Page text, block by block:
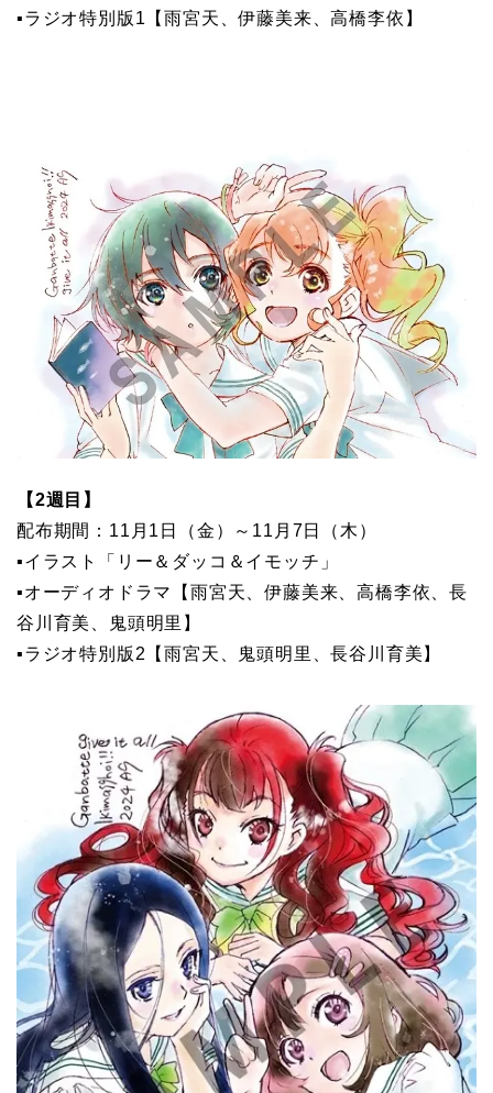
▪ラジオ特別版1【雨宮天、伊藤美来、高橋李依】
【2週目】
配布期間：11月1日（金）～11月7日（木）
▪イラスト「リー＆ダッコ＆イモッチ」
▪オーディオドラマ【雨宮天、伊藤美来、高橋李依、長
谷川育美、鬼頭明里】
▪ラジオ特別版2【雨宮天、鬼頭明里、長谷川育美】